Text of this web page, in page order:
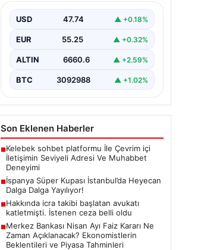
USD 47.74 ▲ +0.18%
EUR 55.25 ▲ +0.32%
ALTIN 6660.6 ▲ +2.59%
BTC 3092988 ▲ +1.02%
Son Eklenen Haberler
■Kelebek sohbet platformu İle Çevrim içi
İletişimin Seviyeli Adresi Ve Muhabbet
Deneyimi
■İspanya Süper Kupası İstanbul’da Heyecan
Dalga Dalga Yayılıyor!
■Hakkında icra takibi başlatan avukatı
katletmişti. İstenen ceza belli oldu
■Merkez Bankası Nisan Ayı Faiz Kararı Ne
Zaman Açıklanacak? Ekonomistlerin
Beklentileri ve Piyasa Tahminleri